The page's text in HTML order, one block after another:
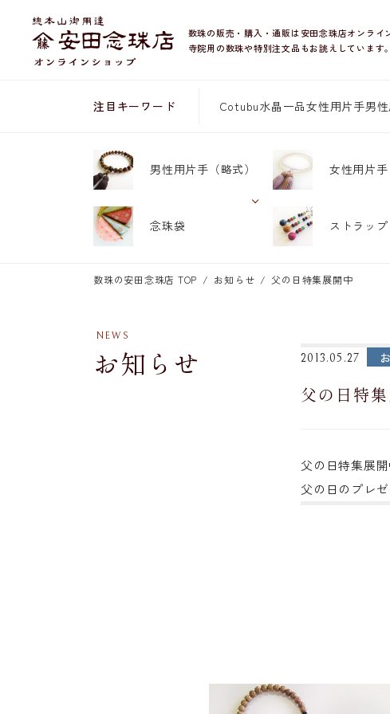
数珠の販売・購入・通販は安田念珠店オンライ
寺院用の数珠や特別注文品もお誂えしています。
注目キーワード Cotubu水晶 一品女性用片手男
男性用片手 （略式） 女性用片手
念珠袋 ストラップ
数珠の安田念珠店 TOP お知らせ 父の日特集展開中
お知らせ 2013.05.27
父の日特
父の日特集展
父の日のプレ